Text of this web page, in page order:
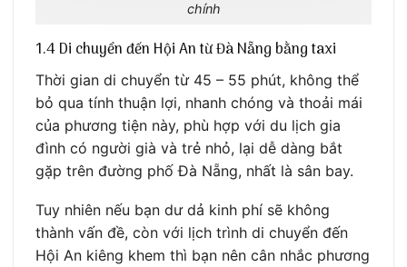
chính
1.4 Di chuyển đến Hội An từ Đà Nẵng bằng taxi
Thời gian di chuyển từ 45 – 55 phút, không thể
bỏ qua tính thuận lợi, nhanh chóng và thoải mái
của phương tiện này, phù hợp với du lịch gia
đình có người già và trẻ nhỏ, lại dễ dàng bắt
gặp trên đường phố Đà Nẵng, nhất là sân bay.
Tuy nhiên nếu bạn dư dả kinh phí sẽ không
thành vấn đề, còn với lịch trình di chuyển đến
Hội An kiêng khem thì bạn nên cân nhắc phương